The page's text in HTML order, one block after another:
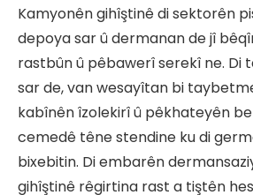
Kamyonên gihîştinê di sektorên
depoya sar û dermanan de jî
rastbûn û pêbawerî serekî ne. Di
sar de, van wesayîtan bi
kabînên îzolekirî û pêkhateyên
cemedê têne stendine ku di
bixebitin. Di embarên
gihîştinê rêgirtina rast a tiştên